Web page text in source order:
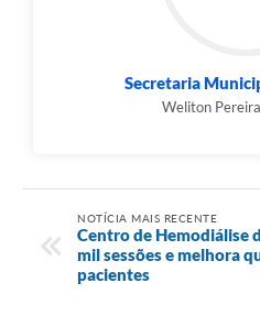
Secretaria
Weliton
NOTÍCIA MAIS RECENTE
Centro de Hemodiálise
mil sessões e melhora
pacientes